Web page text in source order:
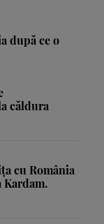
după ce o
căldura
cu România
Kardam.